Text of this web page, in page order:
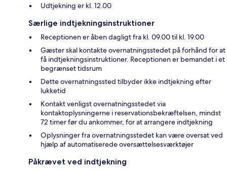
Udtjekning er kl. 12.00
Særlige indtjekningsinstruktioner
Receptionen er åben dagligt fra kl. 09.00 til kl. 19.00
Gæster skal kontakte overnatningsstedet på forhånd for at
få indtjekningsinstruktioner. Receptionen er bemandet i et
begrænset tidsrum
Dette overnatningssted tilbyder ikke indtjekning efter
lukketid
Kontakt venligst overnatningsstedet via
kontaktoplysningerne i reservationsbekræftelsen, mindst
72 timer før du ankommer, for at arrangere indtjekning
Oplysninger fra overnatningsstedet kan være oversat ved
hjælp af automatiserede oversættelsesværktøjer
Påkrævet ved indtjekning